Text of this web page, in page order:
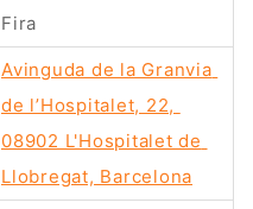
Fira
Avinguda de la Granvia
de l’Hospitalet, 22,
08902 L'Hospitalet de
Llobregat, Barcelona